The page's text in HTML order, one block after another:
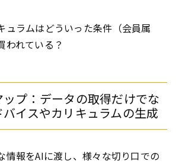
ュラムはどういった条件（会員属
われている？
プ：データの取得だけでな
イスやカリキュラムの生成
情報をAIに渡し、様々な切り口での